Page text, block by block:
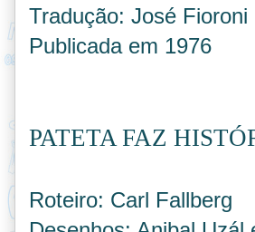
Tradução: José Fioroni
Publicada em 1976
PATETA FAZ
Roteiro: Carl Fallberg